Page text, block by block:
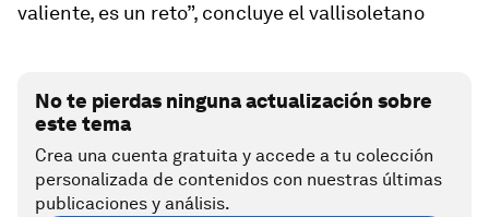
valiente, es un reto”, concluye el vallisoletano
No te pierdas ninguna actualización sobre
este tema
Crea una cuenta gratuita y accede a tu colección
personalizada de contenidos con nuestras últimas
publicaciones y análisis.